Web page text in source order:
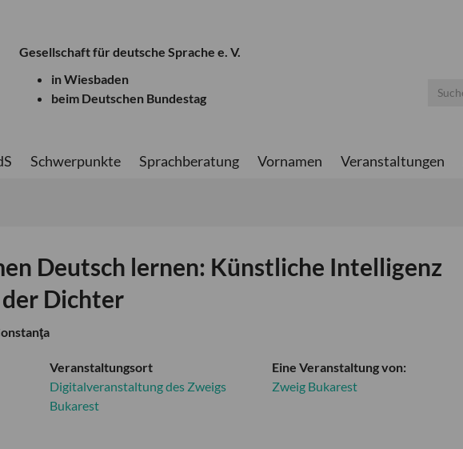
Gesellschaft für deutsche Sprache e. V.
in Wiesbaden
beim Deutschen Bundestag
Schwerpunkte Sprachberatung Vornamen Veranstaltungen
Deutsch lernen: Künstliche Intelligenz
der Dichter
Veranstaltungsort
Digitalveranstaltung des Zweigs
Bukarest
Eine Veranstaltung von:
Zweig Bukarest